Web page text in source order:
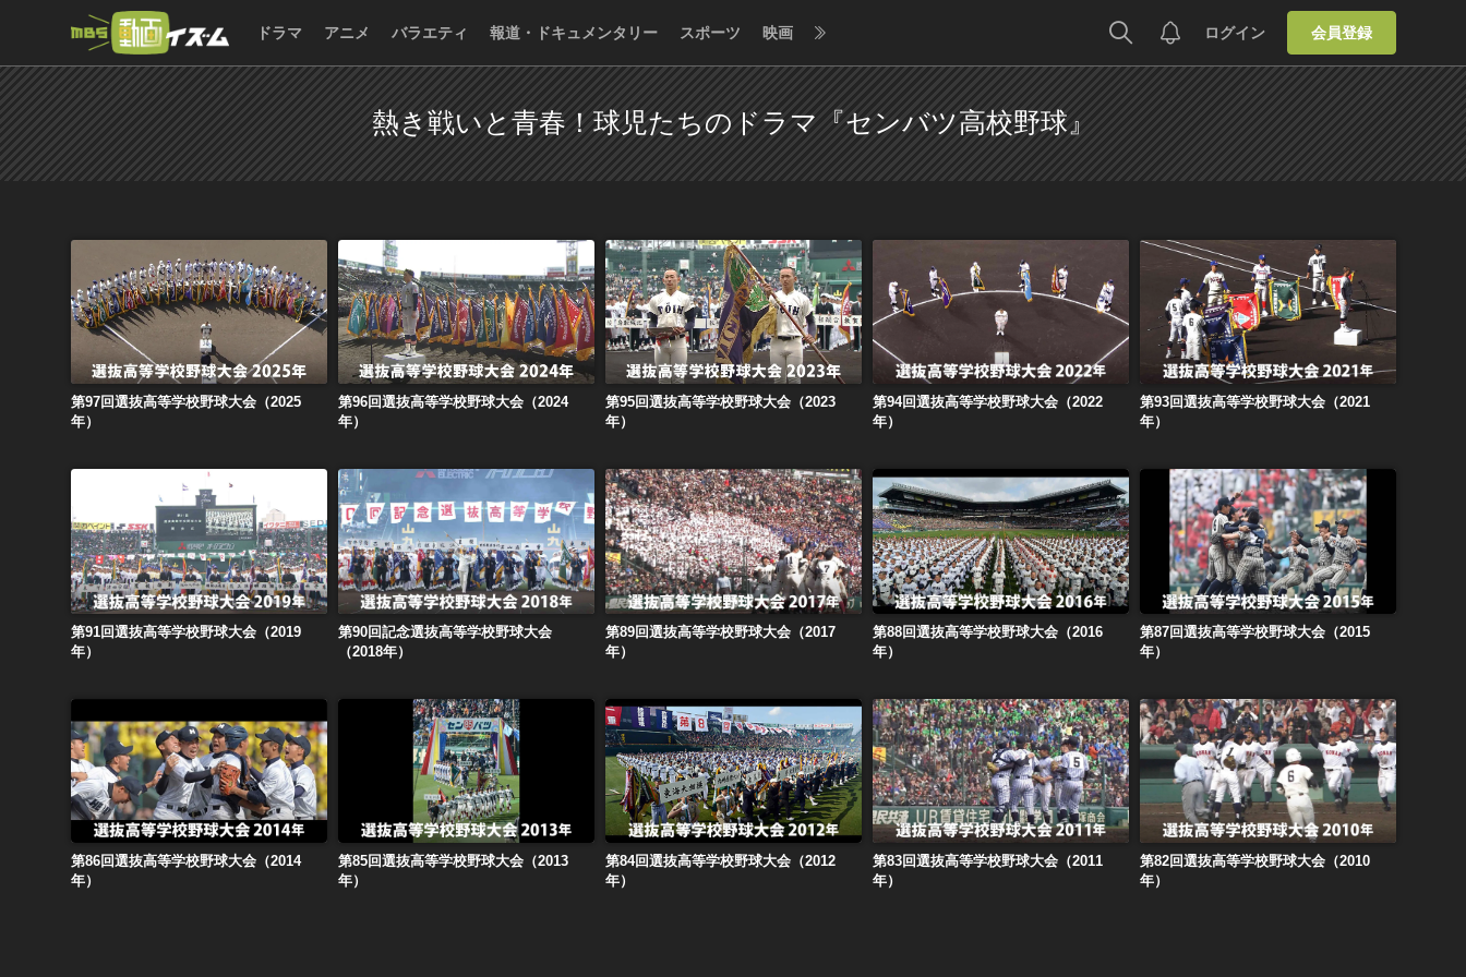
ドラマ アニメ バラエティ 報道・ドキュメンタリー スポーツ 映画 ログイン 会員登録
熱き戦いと青春！球児たちのドラマ『センバツ高校野球』
第97回選抜高等学校野球大会（2025年）
第97回選抜高等学校野球大会（2025
年）
第96回選抜高等学校野球大会（2024年）
第96回選抜高等学校野球大会（2024
年）
第95回選抜高等学校野球大会（2023年）
第95回選抜高等学校野球大会（2023
年）
第94回選抜高等学校野球大会（2022年）
第94回選抜高等学校野球大会（2022
年）
第93回選抜高等学校野球大会（2021年）
第93回選抜高等学校野球大会（2021
年）
第91回選抜高等学校野球大会（2019年）
第91回選抜高等学校野球大会（2019
年）
第90回記念選抜高等学校野球大会（2018年）
第90回記念選抜高等学校野球大会
（2018年）
第89回選抜高等学校野球大会（2017年）
第89回選抜高等学校野球大会（2017
年）
第88回選抜高等学校野球大会（2016年）
第88回選抜高等学校野球大会（2016
年）
第87回選抜高等学校野球大会（2015年）
第87回選抜高等学校野球大会（2015
年）
第86回選抜高等学校野球大会（2014年）
第86回選抜高等学校野球大会（2014
年）
第85回選抜高等学校野球大会（2013年）
第85回選抜高等学校野球大会（2013
年）
第84回選抜高等学校野球大会（2012年）
第84回選抜高等学校野球大会（2012
年）
第83回選抜高等学校野球大会（2011年）
第83回選抜高等学校野球大会（2011
年）
第82回選抜高等学校野球大会（2010年）
第82回選抜高等学校野球大会（2010
年）